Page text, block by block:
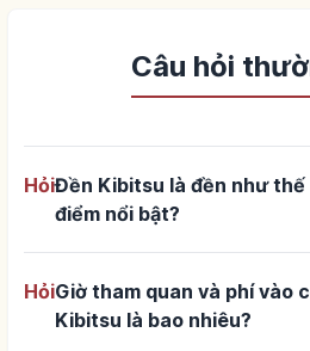
Câu hỏi
HỏiĐền Kibitsu là đền như thế
điểm nổi bật?
HỏiGiờ tham quan và phí vào
Kibitsu là bao nhiêu?